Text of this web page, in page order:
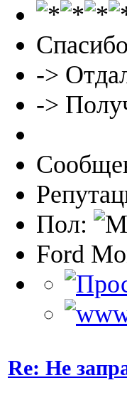
Спасибо
->
->
Пол:
Ford
Re: Не